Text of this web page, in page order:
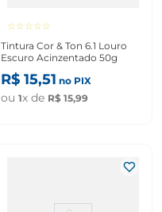
☆☆☆☆☆
Tintura Cor & Ton 6.1 Louro
Escuro Acinzentado 50g
R$ 15,51 no PIX
ou 1x de R$ 15,99